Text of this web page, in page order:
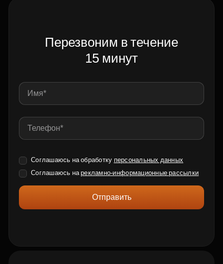
Перезвоним в течение
15 минут
Соглашаюсь на обработку персональных данных
Соглашаюсь нарекламно-информационные рассылки
Отправить